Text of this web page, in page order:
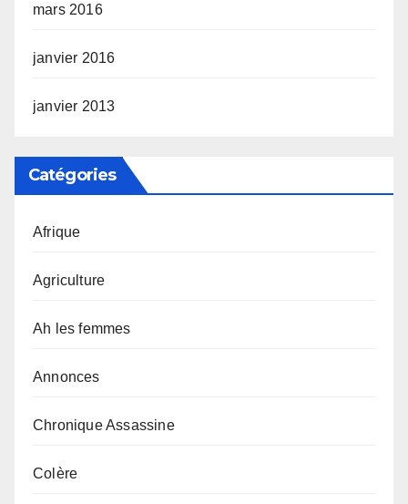
mars 2016
janvier 2016
janvier 2013
Catégories
Afrique
Agriculture
Ah les femmes
Annonces
Chronique Assassine
Colère